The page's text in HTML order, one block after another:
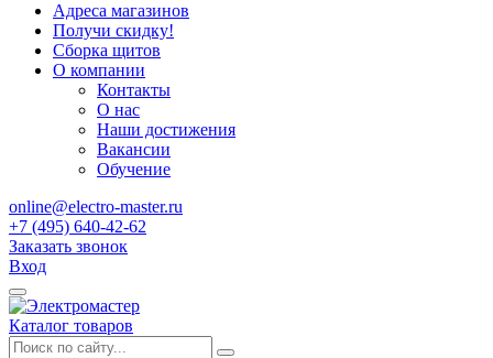
Адреса магазинов
Получи скидку!
Сборка щитов
О компании
Контакты
О нас
Наши достижения
Вакансии
Обучение
online@electro-master.ru
+7 (495) 640-42-62
Заказать звонок
Вход
Каталог товаров